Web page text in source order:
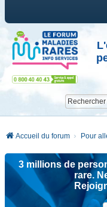
Accueil du forum Pour
3 millions de
rare.